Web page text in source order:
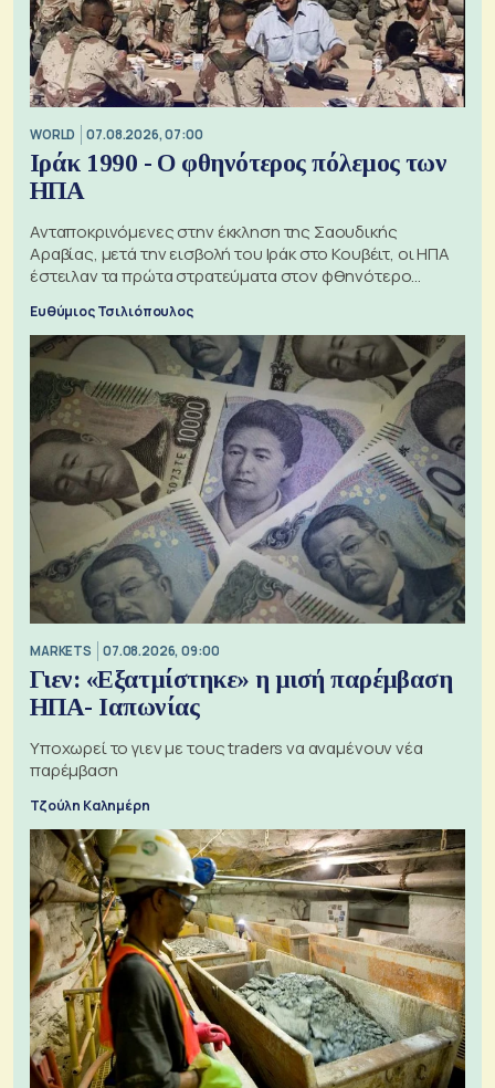
WORLD 07.08.2026, 07:00
Ιράκ 1990 - Ο φθηνότερος πόλεμος των
ΗΠΑ
Ανταποκρινόμενες στην έκκληση της Σαουδικής
Αραβίας, μετά την εισβολή του Ιράκ στο Κουβέιτ, οι ΗΠΑ
έστειλαν τα πρώτα στρατεύματα στον φθηνότερο
πόλεμο της ιστορίας τους
Ευθύμιος Τσιλιόπουλος
MARKETS 07.08.2026, 09:00
Γιεν: «Εξατμίστηκε» η μισή παρέμβαση
ΗΠΑ- Ιαπωνίας
Υποχωρεί το γιεν με τους traders να αναμένουν νέα
παρέμβαση
Τζούλη Καλημέρη